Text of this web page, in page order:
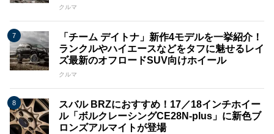
クルマ
「チーム デイトナ」新作4モデルを一挙紹介！
ランクルやハイエースなどをタフに魅せるレイ
ズ最新のオフロードSUV向けホイール
クルマ
スバル BRZにおすすめ！17／18インチホイー
ル「ボルクレーシングCE28N-plus」に新色ブ
ロンズアルマイトが登場